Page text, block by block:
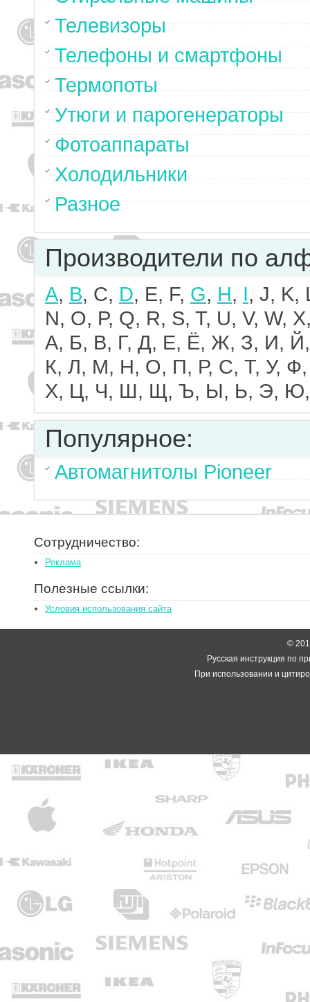
Телевизоры
Телефоны и смартфоны
Термопоты
Утюги и парогенераторы
Фотоаппараты
Холодильники
Разное
Производители по
A, B, C, D, E, F, G, H, I, J, K,
N, O, P, Q, R, S, T, U, V, W,
А, Б, В, Г, Д, Е, Ё, Ж, З, И, Й,
К, Л, М, Н, О, П, Р, С, Т, У, Ф,
Х, Ц, Ч, Ш, Щ, Ъ, Ы, Ь, Э,
Популярное:
Автомагнитолы Pioneer
Сотрудничество:
Реклама
Полезные ссылки:
Условия использования сайта
©
Русская инструкция по
При использовании и